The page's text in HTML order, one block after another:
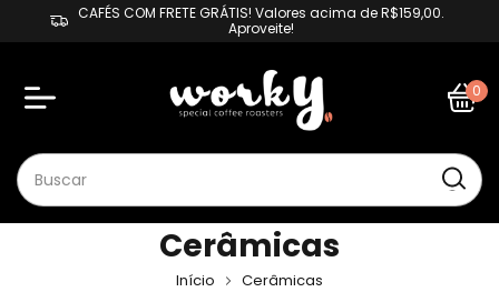
CAFÉS COM FRETE GRÁTIS! Valores acima de R$159,00.
Aproveite!
0
Cerâmicas
Início Cerâmicas